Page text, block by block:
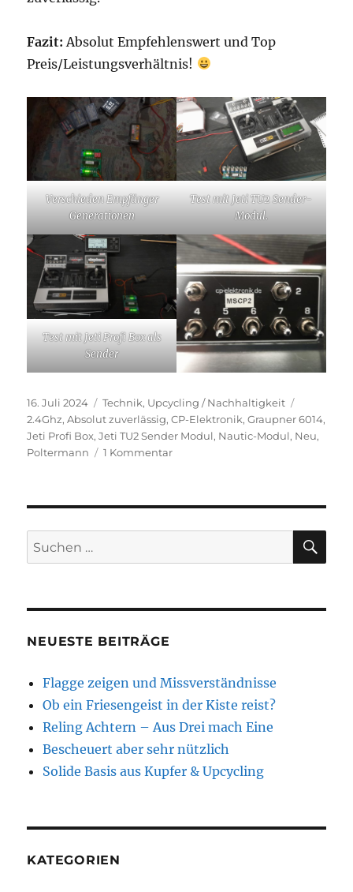
Fazit: Absolut Empfehlenswert und Top
Preis/Leistungsverhältnis!
Verschieden Empfänger
Generationen
Test mit Jeti TU2 Sender-
Modul.
Test mit Jeti Profi Box als
Sender
Veröffentlicht
am
16. Juli 2024 Kategorien
Technik, Upcycling / Nachhaltigkeit
2.4Ghz,Absolut zuverlässig,CP-Elektronik,Graupner 6014,
Jeti Profi Box,Jeti TU2 Sender Modul, Nautic-Modul, Neu,
Poltermann
1 Kommentarzu
Kanal
Schaltbaustein
Suchen
nach:
NEUESTE BEITRÄGE
Flagge zeigen und Missverständnisse
Ob ein Friesengeist in der Kiste reist?
Reling Achtern – Aus Drei mach Eine
Bescheuert aber sehr nützlich
Solide Basis aus Kupfer & Upcycling
KATEGORIEN